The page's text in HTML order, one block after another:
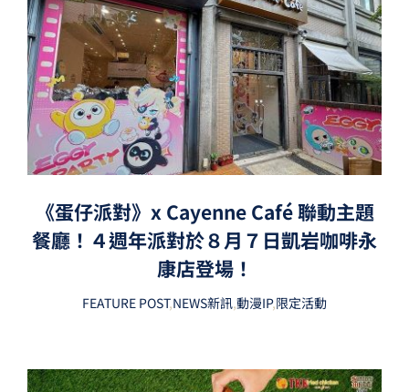
《蛋仔派對》x Cayenne Café 聯動主題
餐廳！４週年派對於８月７日凱岩咖啡永
康店登場！
FEATURE POST,NEWS新訊,動漫IP,限定活動